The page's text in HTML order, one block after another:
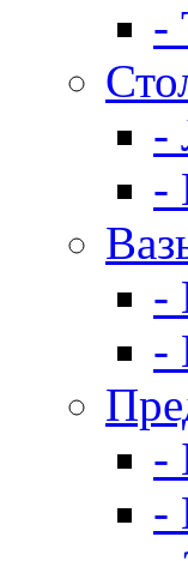
-
-
-
-
-
-
-